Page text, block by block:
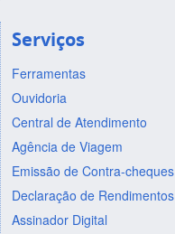
Serviços
Ferramentas
Ouvidoria
Central de Atendimento
Agência de Viagem
Emissão de Contra-cheques
Declaração de Rendimentos
Assinador Digital